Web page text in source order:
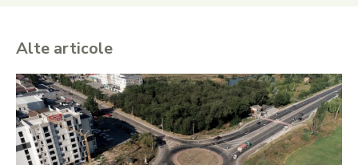
Alte articole